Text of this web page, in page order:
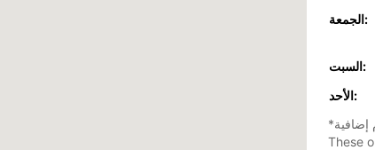
الجمعة:
السبت:
الأحد:
إضافية
These